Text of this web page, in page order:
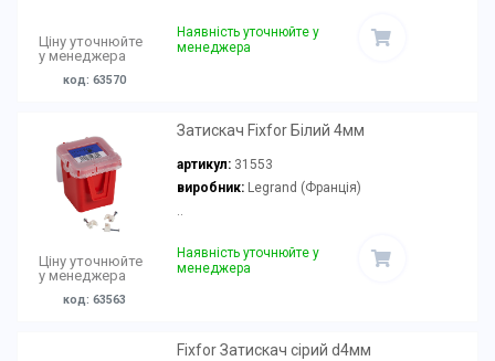
Ціну уточнюйте
у менеджера
код: 63570
Наявність уточнюйте у
менеджера
Ціну уточнюйте
у менеджера
код: 63563
Затискач Fixfor Білий 4мм
артикул: 31553
виробник:Legrand (Франція)
Наявність уточнюйте у
менеджера
Fixfor Затискач сірий d4мм